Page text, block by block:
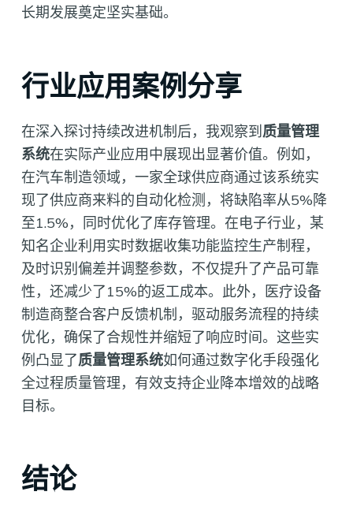
长期发展奠定坚实基础。
行业应用案例分享
在深入探讨持续改进机制后，我观察到 质量管理
系统在实际产业应用中展现出显著价值。例如，
在汽车制造领域，一家全球供应商通过该系统实
现了供应商来料的自动化检测，将缺陷率从5%降
至1.5%，同时优化了库存管理。在电子行业，某
知名企业利用实时数据收集功能监控生产制程，
及时识别偏差并调整参数，不仅提升了产品可靠
性，还减少了15%的返工成本。此外，医疗设备
制造商整合客户反馈机制，驱动服务流程的持续
优化，确保了合规性并缩短了响应时间。这些实
例凸显了质量管理系统如何通过数字化手段强化
全过程质量管理，有效支持企业降本增效的战略
目标。
结论